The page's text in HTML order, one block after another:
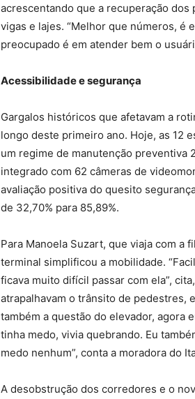
acrescentando que a recuperação
vigas e lajes. “Melhor que números, é
preocupado é em atender bem o
Acessibilidade e segurança
Gargalos históricos que afetavam a
longo deste primeiro ano. Hoje, as 12
um regime de manutenção preventiva
integrado com 62 câmeras de
avaliação positiva do quesito
de 32,70% para 85,89%.
Para Manoela Suzart, que viaja com a
terminal simplificou a mobilidade.
ficava muito difícil passar com ela”,
atrapalhavam o trânsito de pedestres,
também a questão do elevador, agora
tinha medo, vivia quebrando. Eu
medo nenhum”, conta a moradora do
A desobstrução dos corredores e o